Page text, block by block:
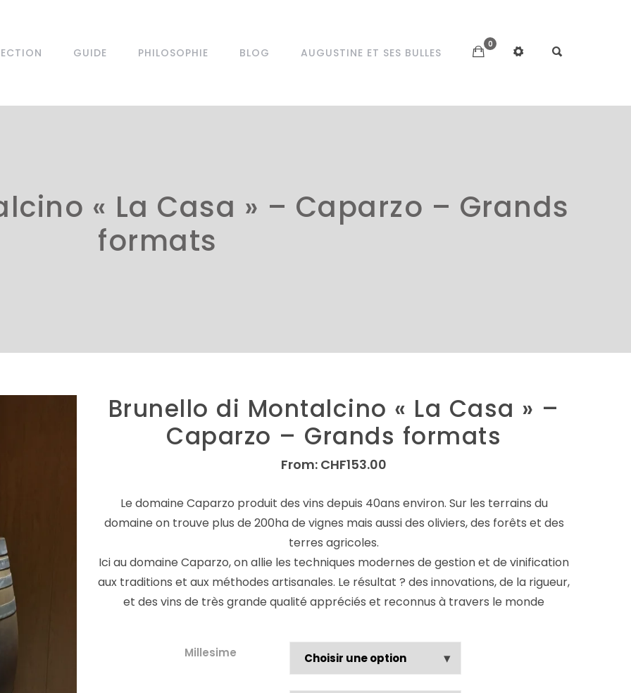
GUIDE PHILOSOPHIE BLOG AUGUSTINE ET SES BULLES
0
« La Casa » – Caparzo – Grands
formats
Brunello di Montalcino « La Casa » –
Caparzo – Grands formats
From: CHF153.00
Le domaine Caparzo produit des vins depuis 40ans environ. Sur les terrains du
domaine on trouve plus de 200ha de vignes mais aussi des oliviers, des forêts et des
terres agricoles.
Ici au domaine Caparzo, on allie les techniques modernes de gestion et de vinification
aux traditions et aux méthodes artisanales. Le résultat ? des innovations, de la rigueur,
et des vins de très grande qualité appréciés et reconnus à travers le monde
Millesime